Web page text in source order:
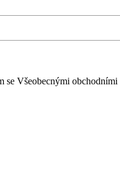
se Všeobecnými